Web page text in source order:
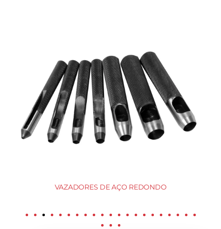
VAZADORES DE AÇO REDONDO